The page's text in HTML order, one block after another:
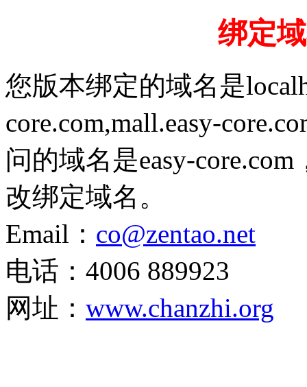
绑定
您版本绑定的域名是
core.com,mall.easy-
问的域名是easy-
改绑定域名。
Email： co@zentao.net
电话：4006 889923
网址： www.chanzhi.org